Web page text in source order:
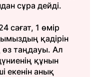
сұра дейді.
сағат, 1 өмір
қадірін
өз таңдауы. Ал
құнын
екенін анық